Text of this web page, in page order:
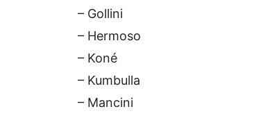
– Gollini
– Hermoso
– Koné
– Kumbulla
– Mancini